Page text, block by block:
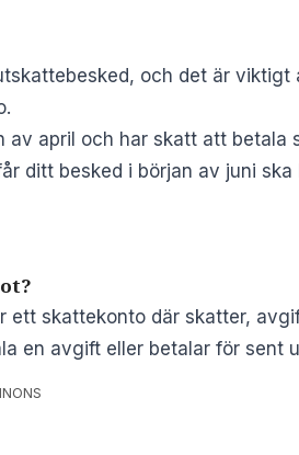
och det är
av april och har skatt att betala
ditt besked i början av juni
ett skattekonto där skatter,
en avgift eller betalar för sent